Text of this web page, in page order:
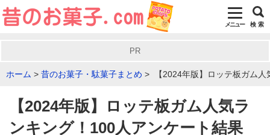
メニュー 検 索
PR
ホーム 昔のお菓子・駄菓子まとめ 【2024年版】ロッテ板ガム
【2024年版】ロッテ板ガム人気ラ
ンキング！100人アンケート結果